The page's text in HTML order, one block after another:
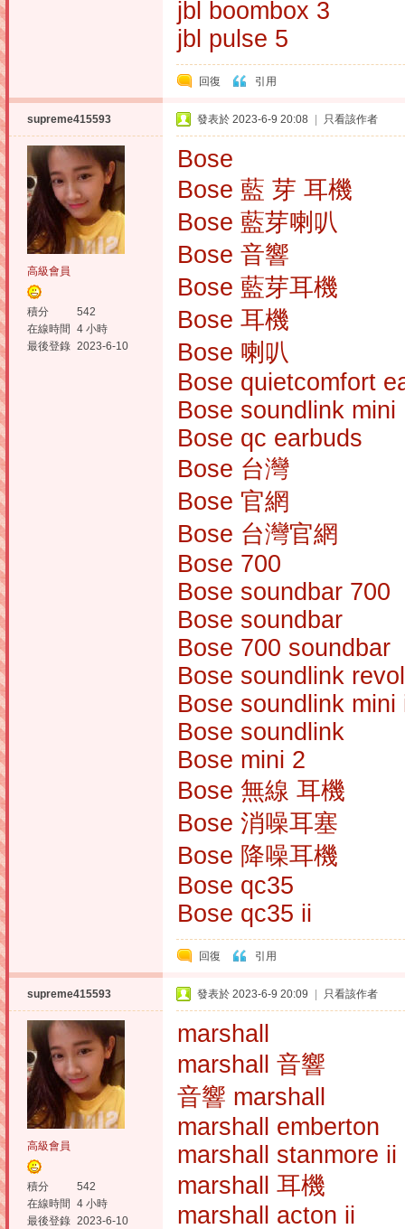
jbl boombox 3
jbl pulse 5
回復 引用
supreme415593
高級會員
積分
542
在線時間
4 小時
最後登錄 2023-6-10
發表於 2023-6-9 20:08 只看該作者
Bose
Bose 藍 芽 耳機
Bose 藍芽喇叭
Bose 音響
Bose 藍芽耳機
Bose 耳機
Bose 喇叭
Bose quietcomfort
Bose soundlink mini
Bose qc earbuds
Bose 台灣
Bose 官網
Bose 台灣官網
Bose 700
Bose soundbar 700
Bose soundbar
Bose 700 soundbar
Bose soundlink
Bose soundlink mini
Bose soundlink
Bose mini 2
Bose 無線 耳機
Bose 消噪耳塞
Bose 降噪耳機
Bose qc35
Bose qc35 ii
回復 引用
supreme415593
高級會員
積分
542
在線時間
4 小時
最後登錄 2023-6-10
發表於 2023-6-9 20:09 只看該作者
marshall
marshall 音響
音響 marshall
marshall emberton
marshall stanmore ii
marshall 耳機
marshall acton ii